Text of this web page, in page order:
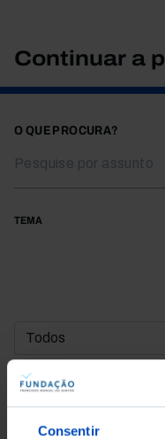
Consentir
Continuar a
O QUE PROCURA?
TEMA
DATA DE INÍCIO
DATA DE FIM